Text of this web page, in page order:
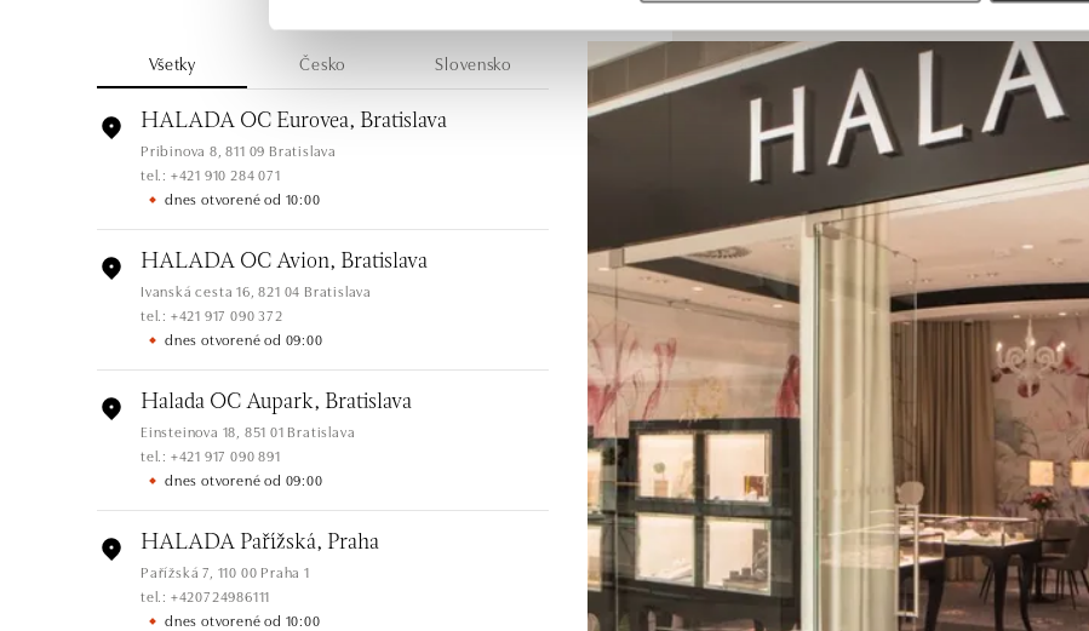
Všetky Česko Slovensko
HALADA OC Eurovea, Bratislava
Pribinova 8, 811 09 Bratislava
tel.: +421 910 284 071
dnes otvorené od 10:00
HALADA OC Avion, Bratislava
Ivanská cesta 16, 821 04 Bratislava
tel.: +421 917 090 372
dnes otvorené od 09:00
Halada OC Aupark, Bratislava
Einsteinova 18, 851 01 Bratislava
tel.: +421 917 090 891
dnes otvorené od 09:00
HALADA Pařížská, Praha
Pařížská 7, 110 00 Praha 1
tel.: +420724986111
dnes otvorené od 10:00